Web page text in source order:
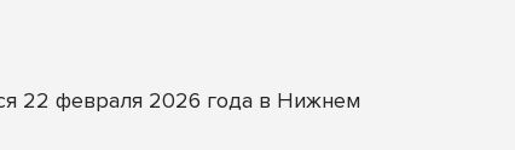
22 февраля 2026 года в Нижнем